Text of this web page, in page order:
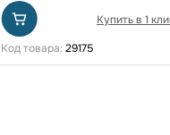
Купить в 1
Код товара: 29175